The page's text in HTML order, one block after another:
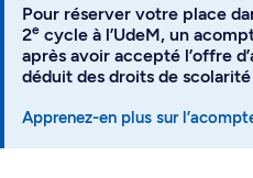
Pour réserver votre place
2e cycle à l’UdeM, un
après avoir accepté l’offre
déduit des droits de
Apprenez-en plus sur